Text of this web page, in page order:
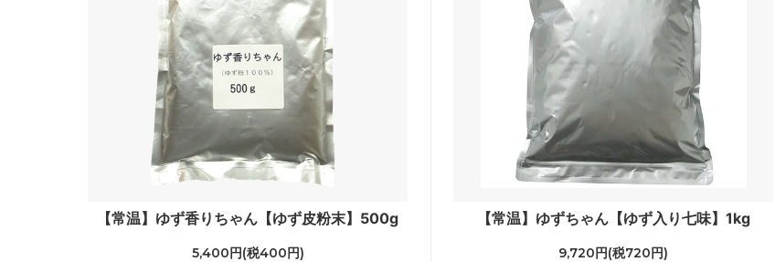
【常温】ゆず香りちゃん【ゆず皮粉末】500g
5,400円(税400円)
【常温】ゆずちゃん【ゆず入り七味】1kg
9,720円(税720円)